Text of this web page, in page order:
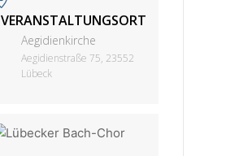
VERANSTALTUNGSORT
Aegidienkirche
Aegidienstraße 75, 23552
Lübeck